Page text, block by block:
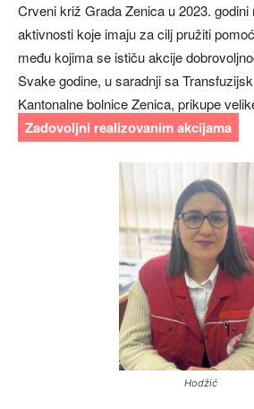
Crveni križ Grada Zenica u 2023. godini
aktivnosti koje imaju za cilj pružiti
među kojima se ističu akcije
Svake godine, u saradnji sa
Kantonalne bolnice Zenica, prikupe
Zadovoljni realizovanim akcijama
Hodžić